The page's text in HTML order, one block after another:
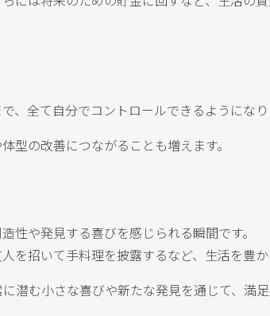
、全て自分でコントロールできるようになり
型の改善につながることも増えます。
性や発見する喜びを感じられる瞬間です。
を招いて手料理を披露するなど、生活を豊か
潜む小さな喜びや新たな発見を通じて、満足